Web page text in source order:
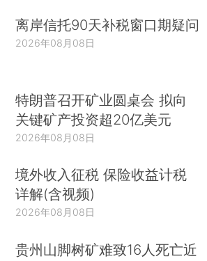
离岸信托90天补税窗口期疑问
2026年08月08日
特朗普召开矿业圆桌会 拟向
关键矿产投资超20亿美元
2026年08月08日
境外收入征税 保险收益计税
详解(含视频)
2026年08月08日
贵州山脚树矿难致16人死亡近